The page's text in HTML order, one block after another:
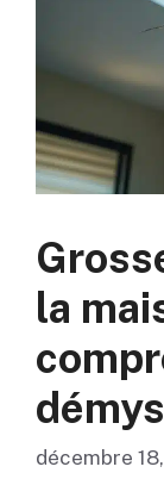
la
décembre